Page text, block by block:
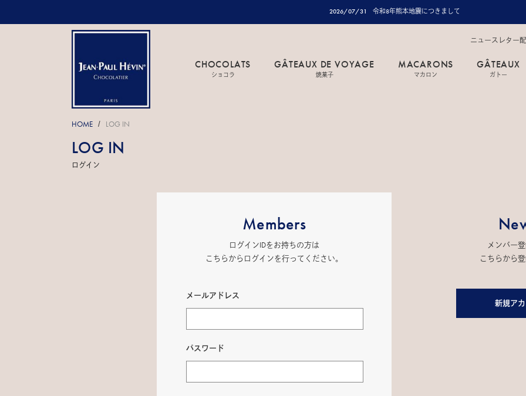
2026/07/31 令和8年熊本地震につきまして
ニュースレター
CHOCOLATS
ショコラ
GÂTEAUX DE VOYAGE
焼菓子
MACARONS
マカロン
GÂTEAUX
ガトー
HOME / LOG IN
LOG IN
ログイン
Members
ログインIDをお持ちの方は
こちらからログインを行ってください。
メールアドレス
パスワード
メンバー
こちらから
新規ア